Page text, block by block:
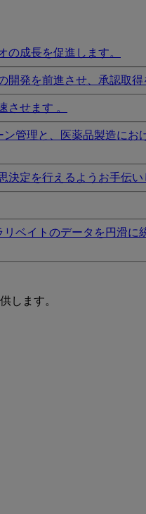
成長を促進します。
発を前進させ、承認取得
せます 。
管理と、医薬品製造にお
定を行えるようお手伝い
ベイトのデータを円滑に
します。